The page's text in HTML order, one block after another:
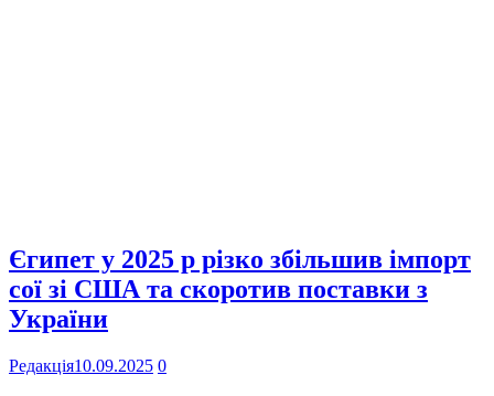
Єгипет у 2025 р різко збільшив імпорт
сої зі США та скоротив поставки з
України
Редакція10.09.2025 0